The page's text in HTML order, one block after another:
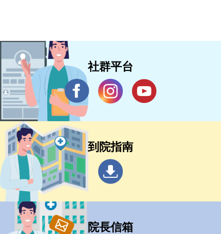
社群平台
到院指南
院長信箱